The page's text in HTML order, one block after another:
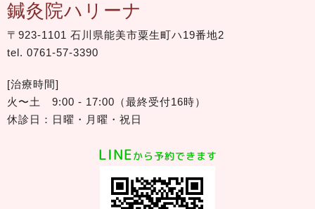
鍼灸院ハリーナ
〒923-1101 石川県能美市粟生町ハ19番地2
tel. 0761-57-3390
[治療時間]
火〜土 9:00 - 17:00（最終受付16時）
休診日：日曜・月曜・祝日
LINEから予約できます